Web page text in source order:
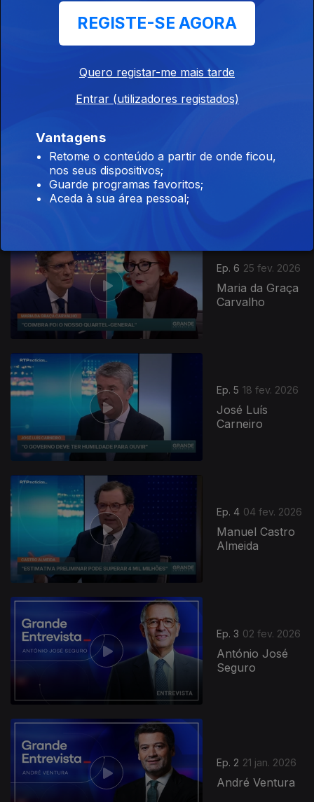
Ep. 8
Teixeira
04 mar. 2026
Ep. 6 25 fev. 2026
Maria da Graça
Carvalho
Ep. 5 18 fev. 2026
José Luís
Carneiro
Ep. 4 04 fev. 2026
Manuel Castro
Almeida
Ep. 3 02 fev. 2026
António José
Seguro
Ep. 2 21 jan. 2026
André Ventura
900561
REGISTE-SE AGORA
Quero registar-me mais tarde
Entrar (utilizadores registados)
Vantagens
Retome o conteúdo a partir de onde ficou,
nos seus dispositivos;
Guarde programas favoritos;
Aceda à sua área pessoal;